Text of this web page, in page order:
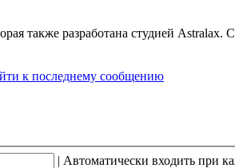
также разработана студией Astralax.
| Автоматически входить при